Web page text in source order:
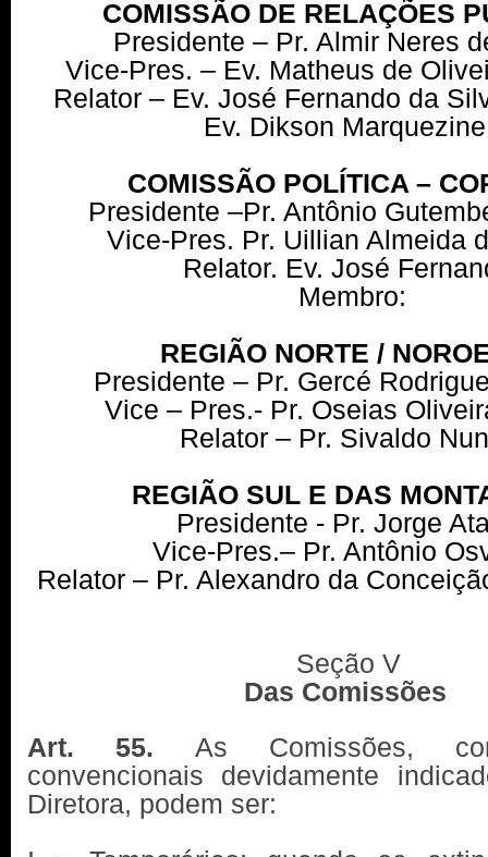
COMISSÃO DE RELAÇÕES
Presidente – Pr. Almir Neres
Vice-Pres. – Ev. Matheus de
Relator – Ev. José Fernando da
Ev. Dikson
COMISSÃO POLÍTICA –
Presidente –Pr. Antônio
Vice-Pres. Pr. Uillian Almeida
Relator. Ev. José
Membro:
REGIÃO NORTE /
Presidente – Pr. Gercé
Vice – Pres.- Pr. Oseias
Relator – Pr. Sivaldo
REGIÃO SUL E DAS
Presidente - Pr. Jorge
Vice-Pres.– Pr. Antônio
Relator – Pr. Alexandro da
Seção V
Das Comissões
Art. 55. As Comissões,
convencionais devidamente
Diretora, podem ser: